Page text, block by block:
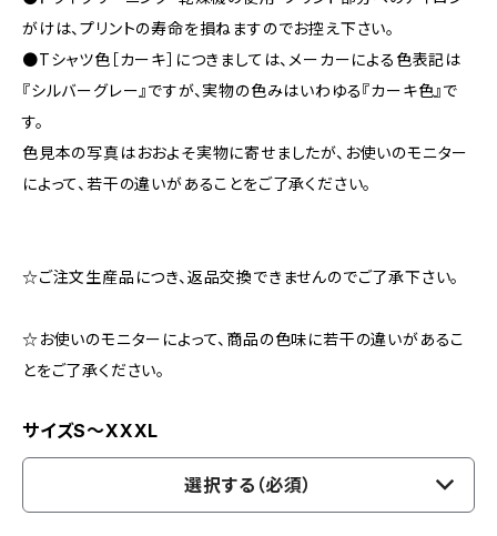
がけは、プリントの寿命を損ねますのでお控え下さい。
●Tシャツ色［カーキ］につきましては、メーカーによる色表記は
『シルバーグレー』ですが、実物の色みはいわゆる『カーキ色』で
す。
色見本の写真はおおよそ実物に寄せましたが、お使いのモニター
によって、若干の違いがあることをご了承ください。
☆ご注文生産品につき、返品交換できませんのでご了承下さい。
☆お使いのモニターによって、商品の色味に若干の違いがあるこ
とをご了承ください。
サイズS〜XXXL
選択する（必須）